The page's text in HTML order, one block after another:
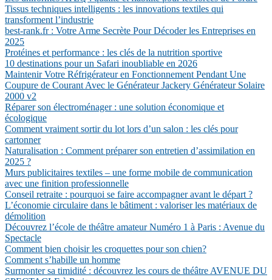
Tissus techniques intelligents : les innovations textiles qui
transforment l’industrie
best-rank.fr : Votre Arme Secrète Pour Décoder les Entreprises en
2025
Protéines et performance : les clés de la nutrition sportive
10 destinations pour un Safari inoubliable en 2026
Maintenir Votre Réfrigérateur en Fonctionnement Pendant Une
Coupure de Courant Avec le Générateur Jackery Générateur Solaire
2000 v2
Réparer son électroménager : une solution économique et
écologique
Comment vraiment sortir du lot lors d’un salon : les clés pour
cartonner
Naturalisation : Comment préparer son entretien d’assimilation en
2025 ?
Murs publicitaires textiles – une forme mobile de communication
avec une finition professionnelle
Conseil retraite : pourquoi se faire accompagner avant le départ ?
L’économie circulaire dans le bâtiment : valoriser les matériaux de
démolition
Découvrez l’école de théâtre amateur Numéro 1 à Paris : Avenue du
Spectacle
Comment bien choisir les croquettes pour son chien?
Comment s’habille un homme
Surmonter sa timidité : découvrez les cours de théâtre AVENUE DU